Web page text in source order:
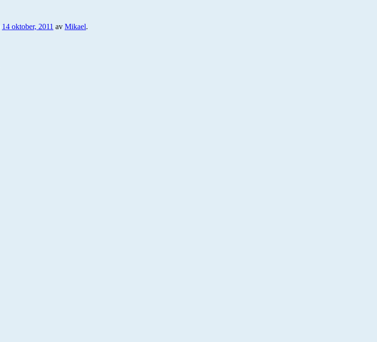
14 oktober, 2011 av Mikael.